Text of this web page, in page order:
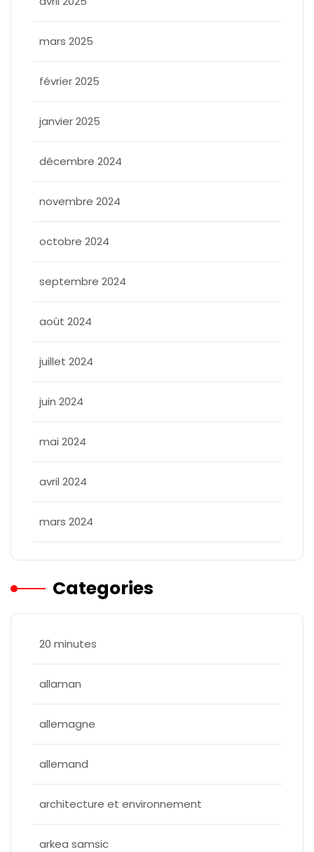
mars 2025
février 2025
janvier 2025
décembre 2024
novembre 2024
octobre 2024
septembre 2024
août 2024
juillet 2024
juin 2024
mai 2024
avril 2024
mars 2024
Categories
20 minutes
allaman
allemagne
allemand
architecture et environnement
arkea samsic